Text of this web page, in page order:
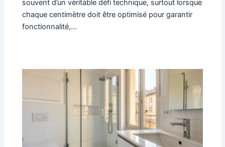
souvent d’un véritable défi technique, surtout lorsque
chaque centimètre doit être optimisé pour garantir
fonctionnalité,…